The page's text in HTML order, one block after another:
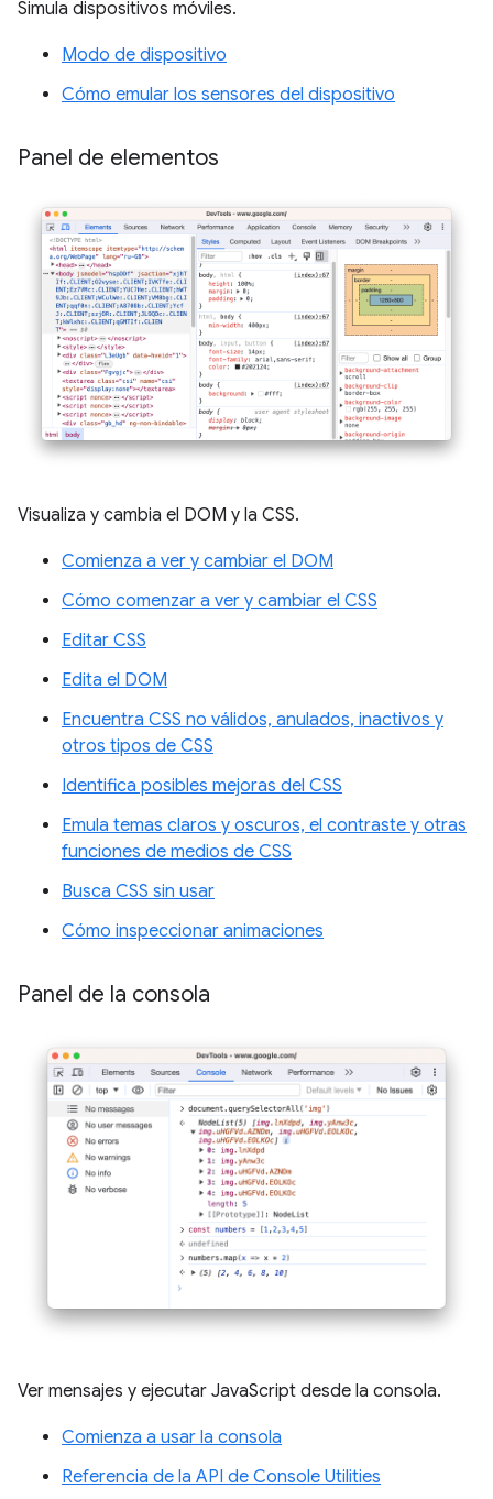
Simula dispositivos móviles.
Modo de dispositivo
Cómo emular los sensores del dispositivo
Panel de elementos
Visualiza y cambia el DOM y la CSS.
Comienza a ver y cambiar el DOM
Cómo comenzar a ver y cambiar el CSS
Editar CSS
Edita el DOM
Encuentra CSS no válidos, anulados, inactivos y
otros tipos de CSS
Identifica posibles mejoras del CSS
Emula temas claros y oscuros, el contraste y otras
funciones de medios de CSS
Busca CSS sin usar
Cómo inspeccionar animaciones
Panel de la consola
Ver mensajes y ejecutar JavaScript desde la consola.
Comienza a usar la consola
Referencia de la API de Console Utilities